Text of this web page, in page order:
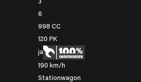
3
6
998 CC
120 PK
ja
190 km/h
Stationwagon